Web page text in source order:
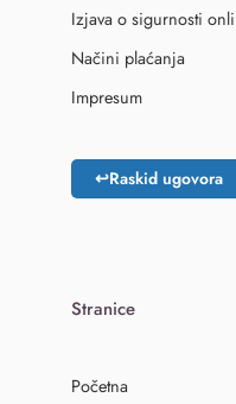
Izjava o sigurnosti
Načini plaćanja
Impresum
↩Raskid ugovora
Stranice
Početna